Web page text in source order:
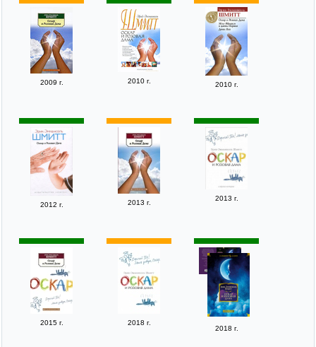
2009 г. 2010 г. 2010 г.
2012 г. 2013 г.
2013 г.
2015 г. 2018 г.
2018 г.